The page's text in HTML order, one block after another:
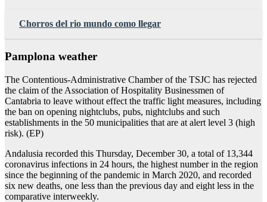
Chorros del rio mundo como llegar
Pamplona weather
The Contentious-Administrative Chamber of the TSJC has rejected
the claim of the Association of Hospitality Businessmen of
Cantabria to leave without effect the traffic light measures, including
the ban on opening nightclubs, pubs, nightclubs and such
establishments in the 50 municipalities that are at alert level 3 (high
risk). (EP)
Andalusia recorded this Thursday, December 30, a total of 13,344
coronavirus infections in 24 hours, the highest number in the region
since the beginning of the pandemic in March 2020, and recorded
six new deaths, one less than the previous day and eight less in the
comparative interweekly.